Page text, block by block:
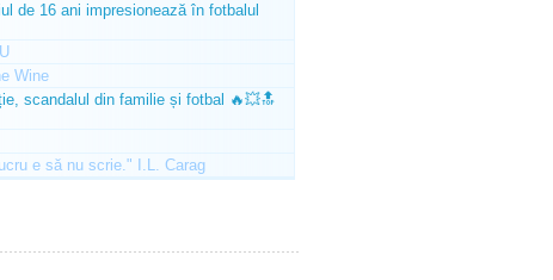
de 16 ani impresionează în fotbalul
Wine
scandalul din familie și fotbal 🔥💥🔝
e să nu scrie." I.L. Carag